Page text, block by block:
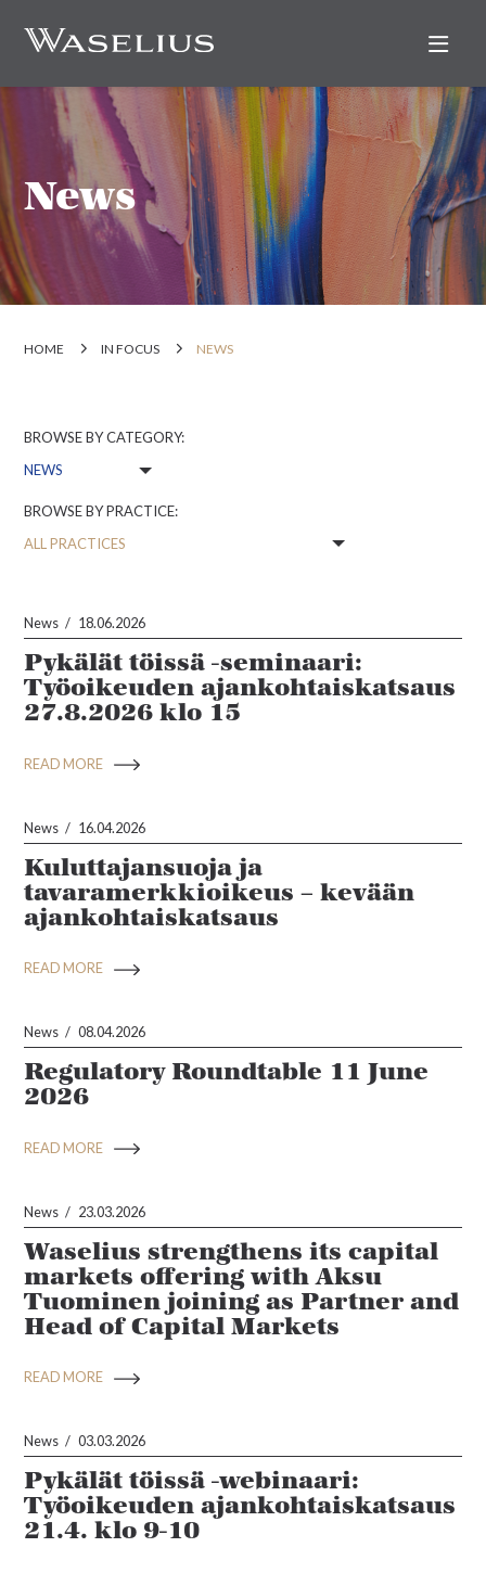
News
HOME IN FOCUS NEWS
BROWSE BY CATEGORY:
BROWSE BY PRACTICE:
News 18.06.2026
Pykälät töissä -seminaari:
Työoikeuden ajankohtaiskatsaus
27.8.2026 klo 15
READ MORE
News 16.04.2026
Kuluttajansuoja ja
tavaramerkkioikeus – kevään
ajankohtaiskatsaus
READ MORE
News 08.04.2026
Regulatory Roundtable 11 June
2026
READ MORE
News 23.03.2026
Waselius strengthens its capital
markets offering with Aksu
Tuominen joining as Partner and
Head of Capital Markets
READ MORE
News 03.03.2026
Pykälät töissä -webinaari:
Työoikeuden ajankohtaiskatsaus
21.4. klo 9-10